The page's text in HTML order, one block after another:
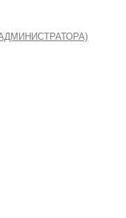
АДМИНИСТРАТОРА)